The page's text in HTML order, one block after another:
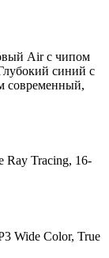
Air с чипом
синий с
современный,
Ray Tracing, 16-
Wide Color, True